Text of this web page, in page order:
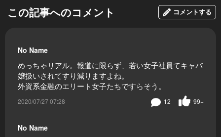
この記事へのコメント コメントする
No Name
めっちゃリアル。報道に限らず、若い女子社員てキャバ
嬢扱いされてすり減りますよね。
外資系金融のエリート女子たちですらそう。
2020/07/27 07:28 99+
12
No Name